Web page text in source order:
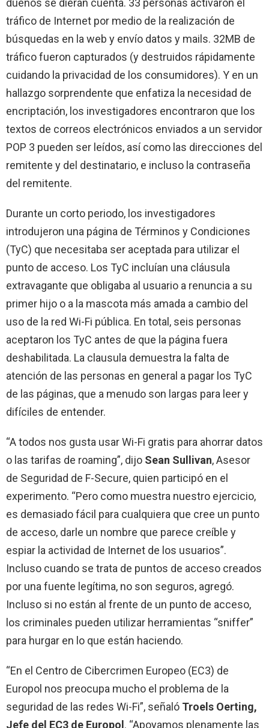
tráfico de Internet por medio de la realización de
búsquedas en la web y envío datos y mails. 32MB de
tráfico fueron capturados (y destruidos rápidamente
cuidando la privacidad de los consumidores). Y en un
hallazgo sorprendente que enfatiza la necesidad de
encriptación, los investigadores encontraron que los
textos de correos electrónicos enviados a un servidor
POP 3 pueden ser leídos, así como las direcciones del
remitente y del destinatario, e incluso la contraseña
del remitente.
Durante un corto periodo, los investigadores
introdujeron una página de Términos y Condiciones
(TyC) que necesitaba ser aceptada para utilizar el
punto de acceso. Los TyC incluían una cláusula
extravagante que obligaba al usuario a renuncia a su
primer hijo o a la mascota más amada a cambio del
uso de la red Wi-Fi pública. En total, seis personas
aceptaron los TyC antes de que la página fuera
deshabilitada. La clausula demuestra la falta de
atención de las personas en general a pagar los TyC
de las páginas, que a menudo son largas para leer y
difíciles de entender.
“A todos nos gusta usar Wi-Fi gratis para ahorrar datos
o las tarifas de roaming”, dijo Sean Sullivan, Asesor
de Seguridad de F-Secure, quien participó en el
experimento. “Pero como muestra nuestro ejercicio,
es demasiado fácil para cualquiera que cree un punto
de acceso, darle un nombre que parece creíble y
espiar la actividad de Internet de los usuarios”.
Incluso cuando se trata de puntos de acceso creados
por una fuente legítima, no son seguros, agregó.
Incluso si no están al frente de un punto de acceso,
los criminales pueden utilizar herramientas “sniffer”
para hurgar en lo que están haciendo.
“En el Centro de Cibercrimen Europeo (EC3) de
Europol nos preocupa mucho el problema de la
seguridad de las redes Wi-Fi”, señaló Troels Oerting,
Jefe del EC3 de Europol. “Apoyamos plenamente las